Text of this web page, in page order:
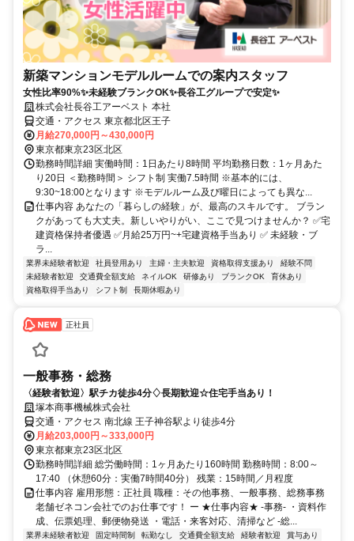
新築マンションモデルルームでの案内スタッフ
女性比率90%✨未経験ブランクOK✨長谷工グループで安定✨
株式会社長谷工アーベスト 本社
交通・アクセス 東京都北区王子
月給270,000円～430,000円
東京都東京23区北区
勤務時間詳細 実働時間：1日あたり8時間 平均勤務日数：1ヶ月あた
り20日 ＜勤務時間＞ シフト制 実働7.5時間 ※基本的には、
9:30~18:00となります ※モデルルーム及び曜日によっても異な...
仕事内容 あなたの「暮らしの経験」が、最高のスキルです。 ブラン
クがあっても大丈夫。新しいやりがい、ここで見つけませんか？ ✅宅
建資格保持者優遇 ✅月給25万円~+宅建資格手当あり ✅ 未経験・ブ
ラ...
業界未経験者歓迎 社員登用あり 主婦・主夫歓迎 資格取得支援あり
経験不問
未経験者歓迎
交通費全額支給 ネイルOK 研修あり ブランクOK
育休あり
資格取得手当あり
シフト制 長期休暇あり
正社員
一般事務・総務
〈経験者歓迎〉駅チカ徒歩4分♢長期歓迎☆住宅手当あり！
塚本商事機械株式会社
交通・アクセス 南北線 王子神谷駅より徒歩4分
月給203,000円～333,000円
東京都東京23区北区
勤務時間詳細 総労働時間：1ヶ月あたり160時間 勤務時間：8:00～
17:40 （休憩60分：実働7時間40分） 残業：15時間／月程度
仕事内容 雇用形態：正社員 職種：その他事務、一般事務、総務事務
老舗ゼネコン会社でのお仕事です！ ー ★仕事内容★ -事務- ・資料作
成、伝票処理、郵便物発送 ・電話・来客対応、清掃など -総...
業界未経験者歓迎 固定時間制 転勤なし 交通費全額支給 経験者歓迎
賞与あり